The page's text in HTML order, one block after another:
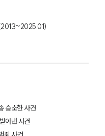
(2013~2025.01)
승소한 사건
아낸 사건